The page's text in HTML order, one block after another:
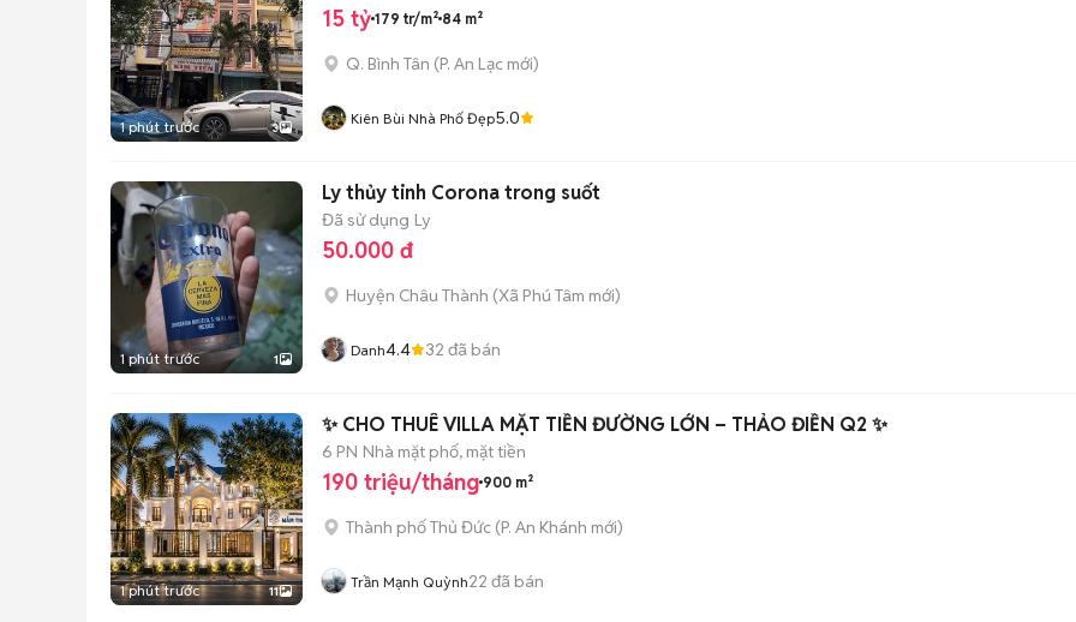
1 phút trước 3
15 tỷ 179 tr/m² 84 m²
Q. Bình Tân (P. An Lạc mới)
Kiên Bùi Nhà Phố Đẹp5.0
1 phút trước 1
Ly thủy tinh Corona trong suốt
Đã sử dụng Ly
50.000 đ
Huyện Châu Thành (Xã Phú Tâm mới)
Danh4.4 32 đã bán
1 phút trước 11
✨ CHO THUÊ VILLA MẶT TIỀN ĐƯỜNG LỚN – THẢO ĐIỀN Q2 ✨
6 PN Nhà mặt phố, mặt tiền
190 triệu/tháng 900 m²
Thành phố Thủ Đức (P. An Khánh mới)
Trần Mạnh Quỳnh22 đã bán